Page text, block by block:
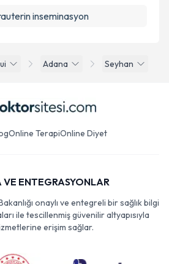
Adana Seyhan
inseminasyon
Online TerapiOnline Diyet
VE ENTEGRASYONLAR
onaylı ve entegreli bir sağlık bilgi
ile tescillenmiş güvenilir altyapısıyla
erişim sağlar.